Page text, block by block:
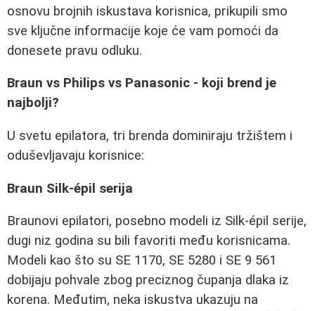
osnovu brojnih iskustava korisnica, prikupili smo
sve ključne informacije koje će vam pomoći da
donesete pravu odluku.
Braun vs Philips vs Panasonic - koji brend je
najbolji?
U svetu epilatora, tri brenda dominiraju tržištem i
oduševljavaju korisnice:
Braun Silk-épil serija
Braunovi epilatori, posebno modeli iz Silk-épil serije,
dugi niz godina su bili favoriti među korisnicama.
Modeli kao što su SE 1170, SE 5280 i SE 9 561
dobijaju pohvale zbog preciznog čupanja dlaka iz
korena. Međutim, neka iskustva ukazuju na